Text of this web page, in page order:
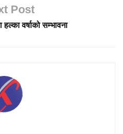
Post
वर्षाको सम्भावना